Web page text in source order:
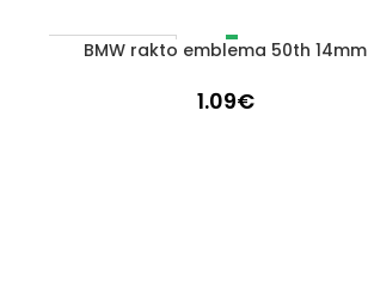
IŠPARDUOTA
DAUGIAU
BMW rakto emblema 50th 14mm
1.09€